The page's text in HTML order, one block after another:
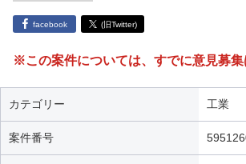
facebook (旧Twitter)
※この案件については、すでに意見募
カテゴリー 工業
案件番号